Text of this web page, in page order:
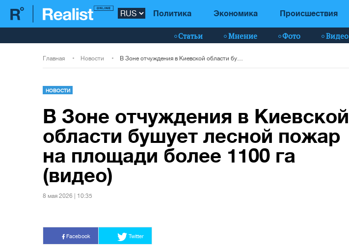
Политика Экономика Происшествия
Статьи Мнение Фото Видео
Главная Новости
НОВОСТИ
В Зоне отчуждения в Киевской
области бушует лесной пожар
на площади более 1100 га
(видео)
8 мая 2026 | 10:35
Facebook Twitter